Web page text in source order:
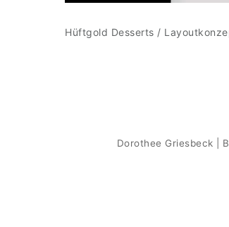
Hüftgold Desserts /
Dorothee Griesbeck |